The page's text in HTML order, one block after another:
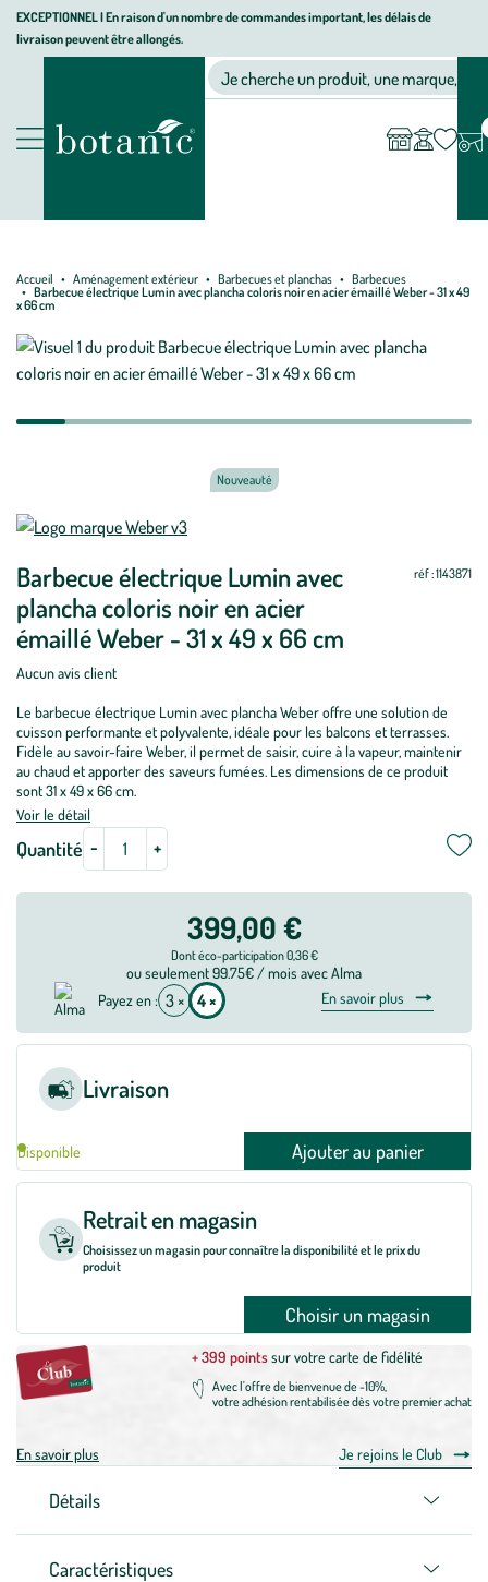
Aller
Aller
au
Aller
au
page
EXCEPTIONNEL I En raison d'un nombre de commandes important, les délais de
livraison peuvent être allongés.
Nos produits
Jardinerie écologique, animalerie, décoration, alimentation bio
Je cherche un produit, une marque, un
compte
Accueil Aménagement extérieur Barbecues et planchas
Barbecues
Barbecue électrique Lumin avec plancha coloris noir en acier émaillé Weber - 31 x 49
x 66 cm
Nouveauté
Barbecue électrique Lumin avec
plancha coloris noir en acier
émaillé Weber - 31 x 49 x 66 cm
réf : 1143871
Aucun avis client
Le barbecue électrique Lumin avec plancha Weber offre une solution de
cuisson performante et polyvalente, idéale pour les balcons et terrasses.
Fidèle au savoir-faire Weber, il permet de saisir, cuire à la vapeur, maintenir
au chaud et apporter des saveurs fumées. Les dimensions de ce produit
sont 31 x 49 x 66 cm.
Voir le détail
Quantité
Mettre
jour
-
Mettre
jour
+
399,00 €
Dont éco-participation 0,36 €
ou seulement 99.75€ / mois avec Alma
Payez en : 3 × 4 × En savoir plus
Livraison
Disponible Ajouter au panier
Retrait en magasin
Choisissez un magasin pour connaître la disponibilité et le prix du
produit
Choisir un magasin
+ 399 pointssur votre carte de fidélité
Avec l'offre de bienvenue de -10%,
votre adhésion rentabilisée dès votre premier achat
En savoir plus Je rejoins le Club
Détails
Caractéristiques